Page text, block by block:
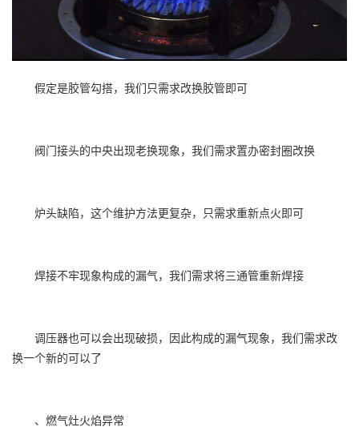
假定是胶管勾搭，我们只需求改换胶管即可
阀门接头的中央出现老换现象，我们需求置办密封圈改换
炉头缺陷，这个维护方法更复杂，只需求重新点火即可
焊接不牢现象构成的漏气，我们需求将三通管重新焊接
调压器也可以会出现破损，因此构成的漏气现象，我们需求改
换一个新的可以了
、燃气灶火焰异常